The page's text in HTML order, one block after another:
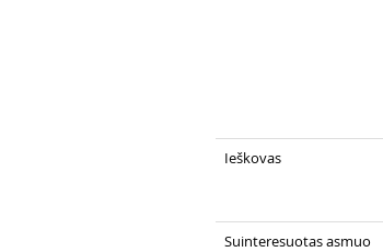
Ieškovas
Suinteresuotas asmuo